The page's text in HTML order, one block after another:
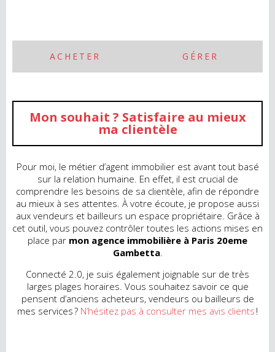
ACHETER GÉRER
Mon souhait ? Satisfaire au mieux
ma clientèle
Pour moi, le métier d’agent immobilier est avant tout basé
sur la relation humaine. En effet, il est crucial de
comprendre les besoins de sa clientèle, afin de répondre
au mieux à ses attentes. À votre écoute, je propose aussi
aux vendeurs et bailleurs un espace propriétaire. Grâce à
cet outil, vous pouvez contrôler toutes les actions mises en
place par mon agence immobilière à Paris 20eme
Gambetta.
Connecté 2.0, je suis également joignable sur de très
larges plages horaires. Vous souhaitez savoir ce que
pensent d’anciens acheteurs, vendeurs ou bailleurs de
mes services ? N’hésitez pas à consulter mes avis clients !